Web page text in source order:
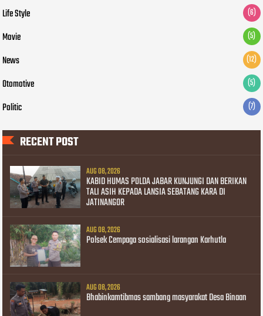
Life Style (6)
Movie (5)
News (12)
Otomotive (5)
Politic (7)
RECENT POST
AUG 08, 2026
KABID HUMAS POLDA JABAR KUNJUNGI DAN BERIKAN
TALI ASIH KEPADA LANSIA SEBATANG KARA DI
JATINANGOR
AUG 08, 2026
Polsek Cempaga sosialisasi larangan Karhutla
AUG 08, 2026
Bhabinkamtibmas sambang masyarakat Desa Binaan